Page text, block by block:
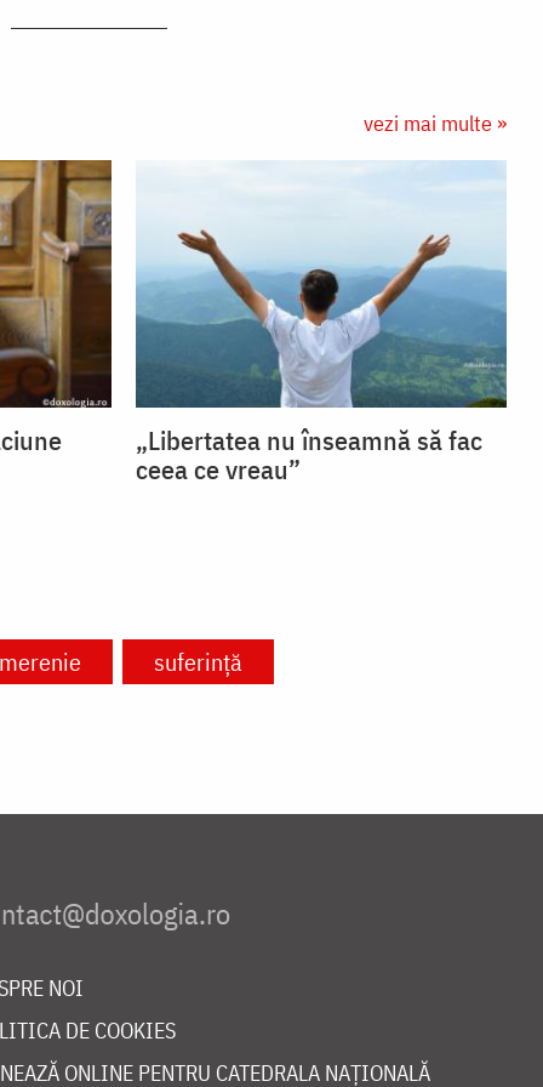
vezi mai multe »
„Libertatea nu înseamnă să fac
ceea ce vreau”
suferință
NOI
DE COOKIES
ONLINE PENTRU CATEDRALA NAȚIONALĂ